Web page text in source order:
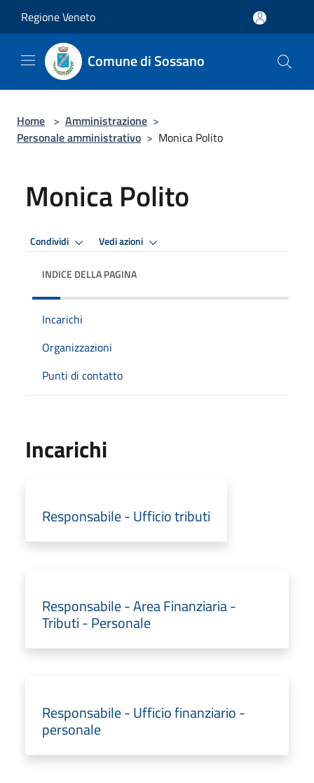
Regione Veneto
Comune di Sossano
Home > Amministrazione >
Personale amministrativo > Monica Polito
Monica Polito
Condividi Vedi azioni
INDICE DELLA PAGINA
Incarichi
Organizzazioni
Punti di contatto
Incarichi
Responsabile - Ufficio tributi
Responsabile - Area Finanziaria -
Tributi - Personale
Responsabile - Ufficio finanziario -
personale